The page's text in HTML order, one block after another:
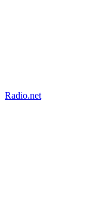
Radio.net